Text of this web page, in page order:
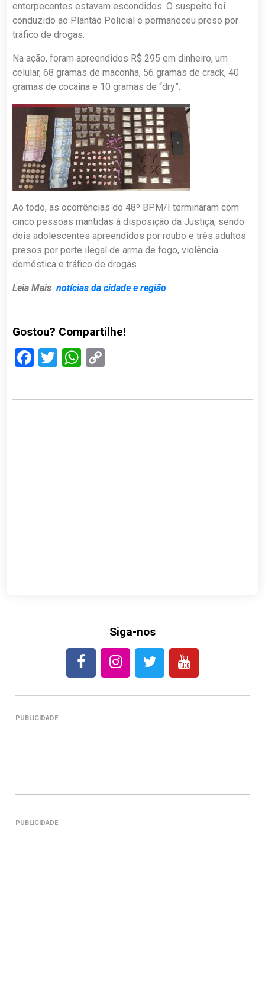
entorpecentes estavam escondidos. O suspeito foi
conduzido ao Plantão Policial e permaneceu preso por
tráfico de drogas.
Na ação, foram apreendidos R$ 295 em dinheiro, um
celular, 68 gramas de maconha, 56 gramas de crack, 40
gramas de cocaína e 10 gramas de “dry”.
Ao todo, as ocorrências do 48º BPM/I terminaram com
cinco pessoas mantidas à disposição da Justiça, sendo
dois adolescentes apreendidos por roubo e três adultos
presos por porte ilegal de arma de fogo, violência
doméstica e tráfico de drogas.
Leia Mais notícias da cidade e região
Gostou? Compartilhe!
Facebook
TwitterWhatsApp
Siga-nos
PUBLICIDADE
PUBLICIDADE